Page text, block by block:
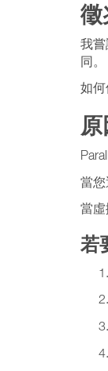
徵
我
同。
如
原
當您
當虛
若